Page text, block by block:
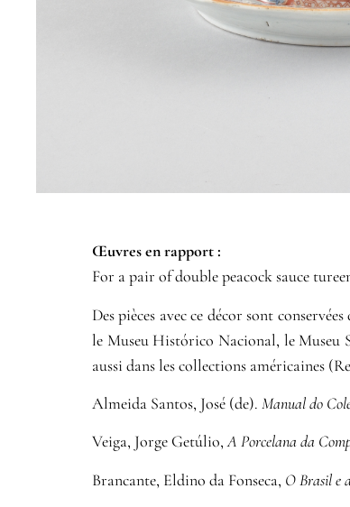
Œuvres en rapport :​
For a pair of double peacock sauce
Des pièces avec ce décor sont
le Museu Histórico Nacional, le Museu
aussi dans les collections américaines
Almeida Santos, José (de). Manual do
Veiga, Jorge Getúlio,A Porcelana da
Brancante, Eldino da Fonseca, O Brasil e